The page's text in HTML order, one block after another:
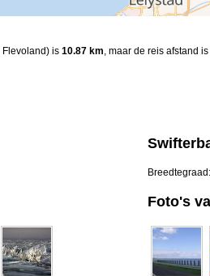
Flevoland) is 10.87 km, maar de reis afstand is
Foto's